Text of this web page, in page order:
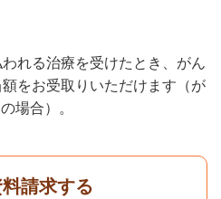
れる治療を受けたとき、がん
をお受取りいただけます（が
場合）。
請求する